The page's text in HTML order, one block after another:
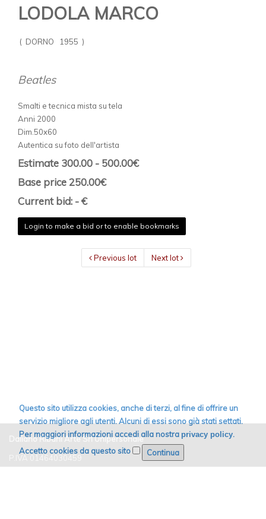
LODOLA MARCO
( DORNO 1955 )
Beatles
Smalti e tecnica mista su tela
Anni 2000
Dim.50x60
Autentica su foto dell'artista
Estimate 300.00 - 500.00€
Base price 250.00€
Current bid: - €
Login to make a bid or to enable bookmarks
Previous lot Next lot
Daliano Ribani Arte Srl Unipersonale
Questo sito utilizza cookies, anche di terzi, al fine di offrire un
servizio migliore agli utenti. Alcuni di essi sono già stati settati.
Per maggiori informazioni accedi alla nostra privacy policy.
Accetto cookies da questo sito